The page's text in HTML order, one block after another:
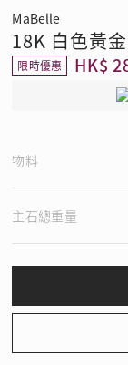
MaBelle
18K 白色黃
限時優惠 HK$
物料
主石總重量